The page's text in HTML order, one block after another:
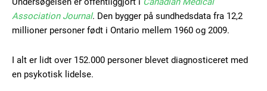
Association Journal. Den bygger på sundhedsdata fra 12,2
millioner personer født i Ontario mellem 1960 og 2009.
I alt er lidt over 152.000 personer blevet diagnosticeret med
en psykotisk lidelse.